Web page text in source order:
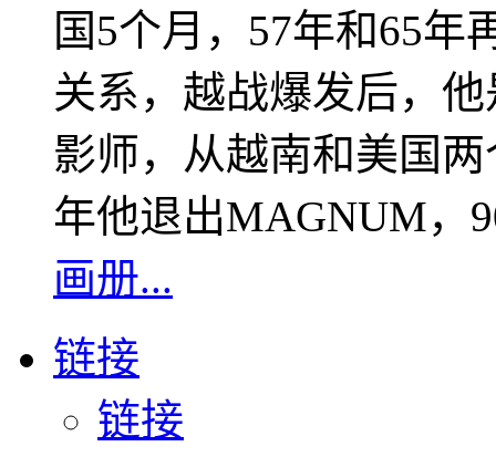
国5个月，57年和65年
关系，越战爆发后，
影师，从越南和美国
年他退出MAGNUM，
画册...
链接
链接